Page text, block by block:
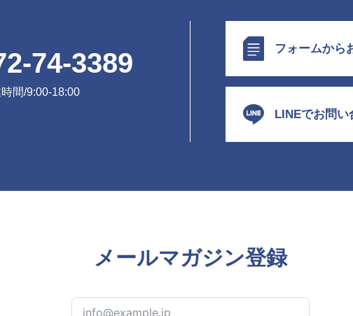
74-3389
間/9:00-18:00
フォームから
LINEでお問い
メールマガジン登録